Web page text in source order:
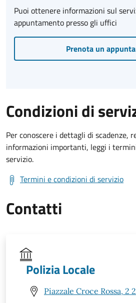
Puoi ottenere informazioni sul
appuntamento presso gli uffici
Prenota un
Condizioni di
Per conoscere i dettagli di scadenze,
informazioni importanti, leggi i
servizio.
Termini e condizioni di servizio
Contatti
Polizia Locale
Piazzale Croce Rossa, 2